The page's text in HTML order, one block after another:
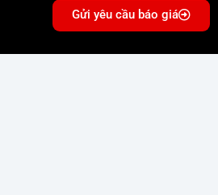
Gửi yêu cầu báo giá